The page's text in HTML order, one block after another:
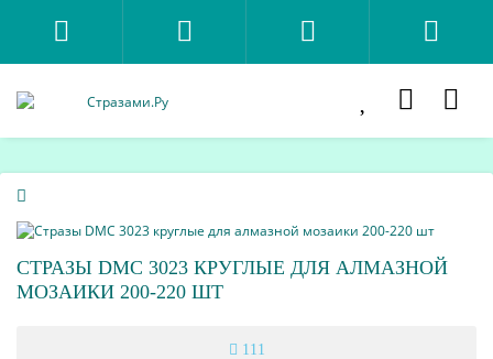
СТРАЗЫ DMC 3023 КРУГЛЫЕ ДЛЯ АЛМАЗНОЙ
МОЗАИКИ 200-220 ШТ
111